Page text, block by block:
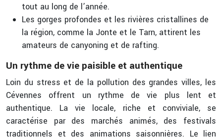
tout au long de l’année.
Les gorges profondes et les rivières cristallines de
la région, comme la Jonte et le Tarn, attirent les
amateurs de canyoning et de rafting.
Un rythme de vie paisible et authentique
Loin du stress et de la pollution des grandes villes, les
Cévennes offrent un rythme de vie plus lent et
authentique. La vie locale, riche et conviviale, se
caractérise par des marchés animés, des festivals
traditionnels et des animations saisonnières. Le lien